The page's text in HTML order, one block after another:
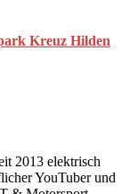
Kreuz Hilden
2013 elektrisch
YouTuber und